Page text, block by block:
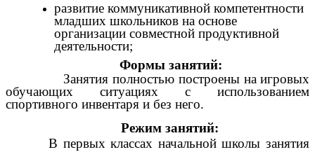
развитие коммуникативной компетентности
младших школьников на основе
организации совместной продуктивной
деятельности;
Формы занятий:
Занятия полностью построены на игровых
обучающих ситуациях с использованием
спортивного инвентаря и без него.
Режим занятий:
В первых классах начальной школы занятия